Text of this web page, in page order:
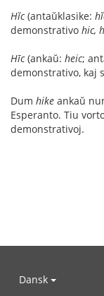
Hĭc(antaŭklasike:
demonstrativo hic,
Hīc(ankaŭ: heic;
demonstrativo, kaj
Dum hike ankaŭ
Esperanto. Tiu
demonstrativoj.
Dansk